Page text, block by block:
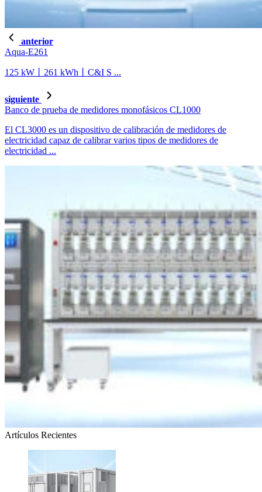
anterior
Aqua-E261
125 kW丨261 kWh丨C&I S ...
siguiente
Banco de prueba de medidores monofásicos CL1000
El CL3000 es un dispositivo de calibración de medidores de
electricidad capaz de calibrar varios tipos de medidores de
electricidad ...
Artículos Recientes